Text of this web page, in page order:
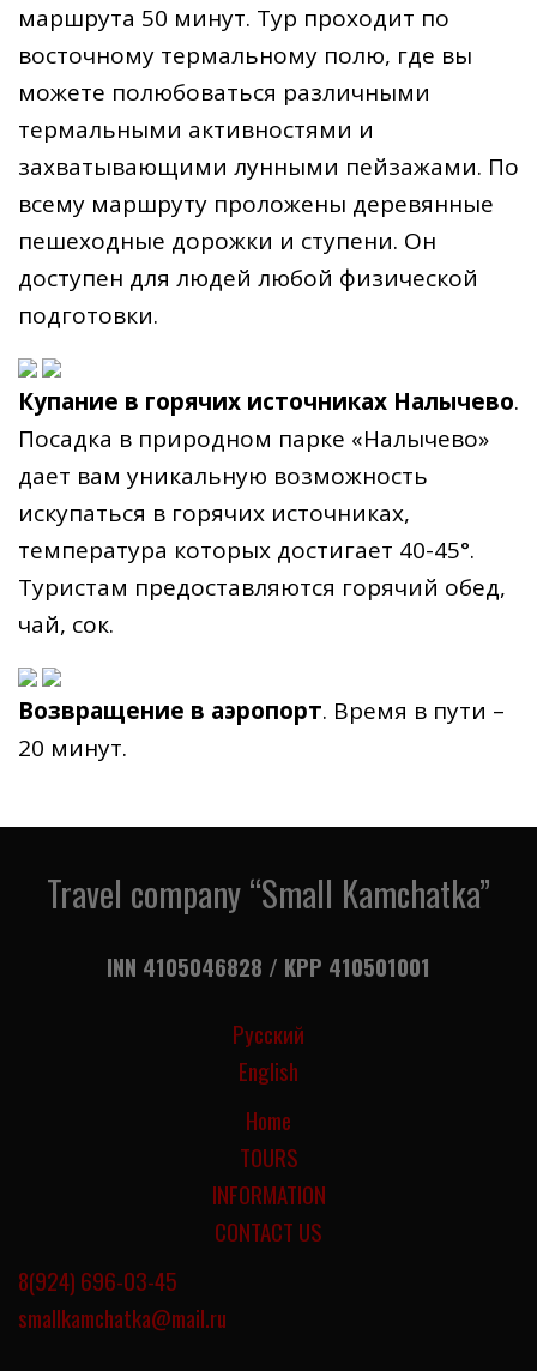
маршрута 50 минут. Тур проходит по
восточному термальному полю, где вы
можете полюбоваться различными
термальными активностями и
захватывающими лунными пейзажами. По
всему маршруту проложены деревянные
пешеходные дорожки и ступени. Он
доступен для людей любой физической
подготовки.
Купание в горячих источниках Налычево.
Посадка в природном парке «Налычево»
дает вам уникальную возможность
искупаться в горячих источниках,
температура которых достигает 40-45°.
Туристам предоставляются горячий обед,
чай, сок.
Возвращение в аэропорт. Время в пути –
20 минут.
Travel company “Small Kamchatka”
INN 4105046828 / KPP 410501001
Русский
English
Home
TOURS
INFORMATION
CONTACT US
8(924) 696-03-45
smallkamchatka@mail.ru